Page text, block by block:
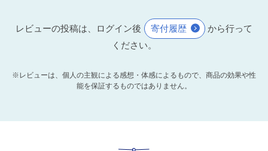
レビューの投稿は、ログイン後 寄付履歴
から行って
ください。
※レビューは、個人の主観による感想・体感によるもので、商品の効果や性
能を保証するものではありません。